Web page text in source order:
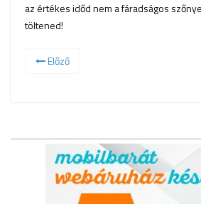
az értékes időd nem a fáradságos
töltened!
Előző